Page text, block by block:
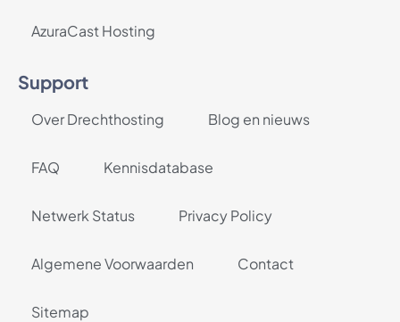
AzuraCast Hosting
Support
Over Drechthosting Blog en nieuws
FAQ Kennisdatabase
Netwerk Status Privacy Policy
Algemene Voorwaarden Contact
Sitemap